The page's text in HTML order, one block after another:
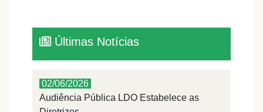
Últimas Notícias
02/06/2026
Audiência Pública LDO Estabelece as